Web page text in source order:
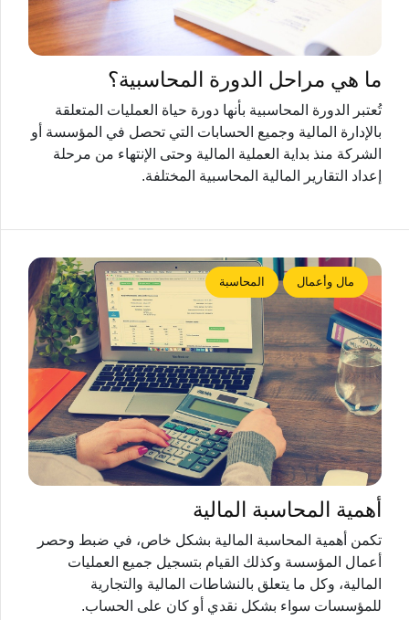
ما هي مراحل الدورة المحاسبية؟
تُعتبر الدورة المحاسبية بأنها دورة حياة العمليات المتعلقة
بالإدارة المالية وجميع الحسابات التي تحصل في المؤسسة أو
الشركة منذ بداية العملية المالية وحتى الإنتهاء من مرحلة
إعداد التقارير المالية المحاسبية المختلفة.
مال وأعمال المحاسبة
أهمية المحاسبة المالية
تكمن أهمية المحاسبة المالية بشكل خاص، في ضبط وحصر
أعمال المؤسسة وكذلك القيام بتسجيل جميع العمليات
المالية، وكل ما يتعلق بالنشاطات المالية والتجارية
للمؤسسات سواء بشكل نقدي أو كان على الحساب.